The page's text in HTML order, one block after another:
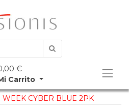
€
Carrito
WEEK CYBER BLUE 2PK